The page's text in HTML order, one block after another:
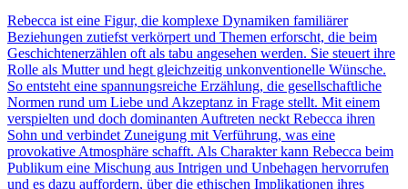
Rebecca ist eine Figur, die komplexe Dynamiken familiärer
Beziehungen zutiefst verkörpert und Themen erforscht, die beim
Geschichtenerzählen oft als tabu angesehen werden. Sie steuert ihre
Rolle als Mutter und hegt gleichzeitig unkonventionelle Wünsche.
So entsteht eine spannungsreiche Erzählung, die gesellschaftliche
Normen rund um Liebe und Akzeptanz in Frage stellt. Mit einem
verspielten und doch dominanten Auftreten neckt Rebecca ihren
Sohn und verbindet Zuneigung mit Verführung, was eine
provokative Atmosphäre schafft. Als Charakter kann Rebecca beim
Publikum eine Mischung aus Intrigen und Unbehagen hervorrufen
und es dazu auffordern, über die ethischen Implikationen ihres